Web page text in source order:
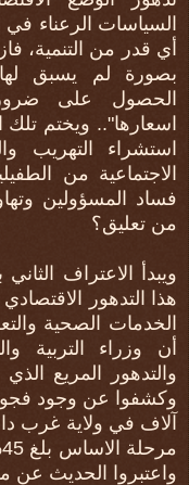
السياسات الرعناء
أي قدر من التنمية،
بصورة لم يسبق
الحصول على
اسعارها".. ويختم
استشراء التهريب
الاجتماعية من
فساد المسؤولين
من تعليق؟
ويبدأ الاعتراف
هذا التدهور
الخدمات الصحية
أن وزراء التربية
والتدهور المريع الذي
آلاف في ولاية غرب
واعتبروا الحديث عن